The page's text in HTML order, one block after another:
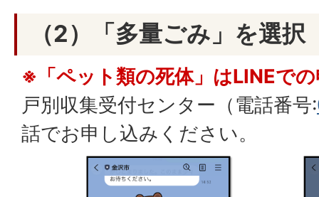
（2）「多量ごみ」を選択
※「ペット類の死体」はLINEで
戸別収集受付センター（電話番号:
話でお申し込みください。